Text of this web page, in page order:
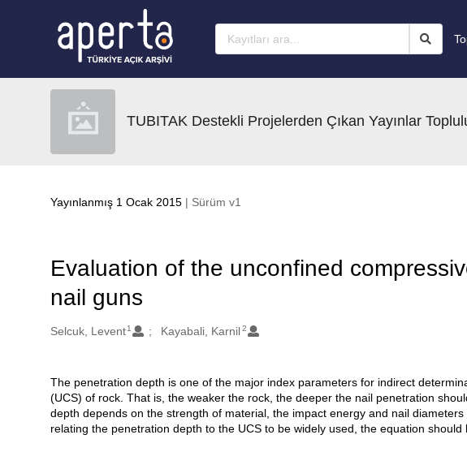
TUBITAK Destekli Projelerden Çıkan Yayınlar
Yayınlanmış 1 Ocak 2015 | Sürüm v1
Evaluation of the unconfined
nail guns
Oluşturanlar
Selcuk, Levent 1 Kayabali, Karnil2
Açıklama
The penetration depth is one of the major index parameters for indirect
(UCS) of rock. That is, the weaker the rock, the deeper the nail penetration
depth depends on the strength of material, the impact energy and nail
relating the penetration depth to the UCS to be widely used, the equation